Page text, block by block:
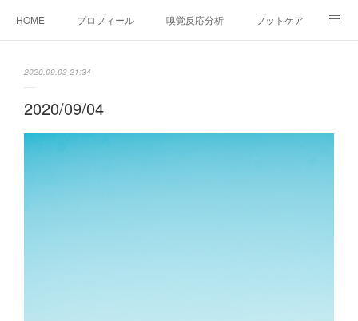
HOME プロフィール 嗅覚反応分析 フットケア
2020.09.03 21:34
2020/09/04